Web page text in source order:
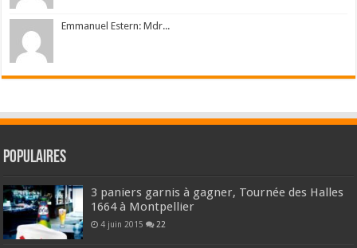
Emmanuel Estern: Mdr...
Populaires
3 paniers garnis à gagner, Tournée des Halles
1664 à Montpellier
4 juin 2015 22